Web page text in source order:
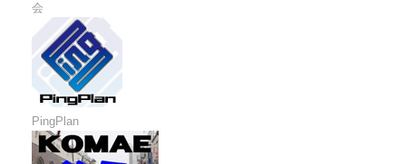
会
PingPlan